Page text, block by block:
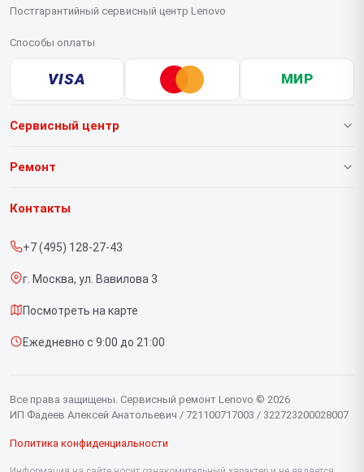
Постгарантийный сервисный центр Lenovo
Способы оплаты
VISA МИР
Сервисный центр
О нашем сервисе
Срочный ремонт
Доставка и способы оплаты
Диагностика
Контакты
Ремонт
Ноутбуков
Контакты
+7 (495) 128-27-43
г. Москва, ул. Вавилова 3
Посмотреть на карте
Ежедневно с 9:00 до 21:00
Все права защищены. Сервисный ремонт Lenovo © 2026
ИП Фадеев Алексей Анатольевич / 721100717003 / 322723200028007
Политика конфиденциальности